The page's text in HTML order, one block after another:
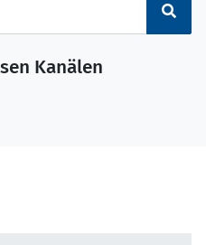
Kanälen